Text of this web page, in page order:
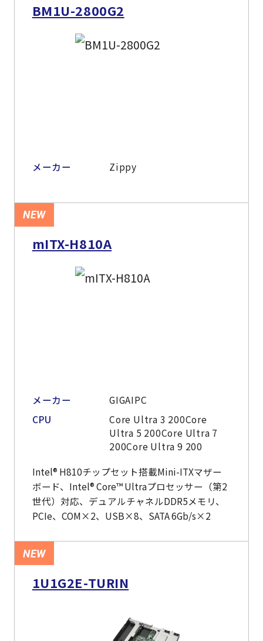
よくある質問
採用情報
事例
BM1U-2800G2
メーカー Zippy
NEW
mITX-H810A
メーカー
GIGAIPC
CPU
Core Ultra 3 200Core
Ultra 5 200Core Ultra 7
200Core Ultra 9 200
Intel® H810チップセット搭載Mini-ITXマザー
ボード、Intel® Core™ Ultraプロセッサー（第2
世代）対応、デュアルチャネルDDR5メモリ、
PCIe、COM×2、USB×8、SATA 6Gb/s×2
NEW
1U1G2E-TURIN